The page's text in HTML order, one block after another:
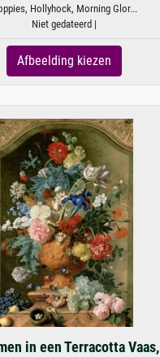
Hollyhock, Morning Glor...
Niet gedateerd |
Afbeelding kiezen
in een Terracotta Vaas,